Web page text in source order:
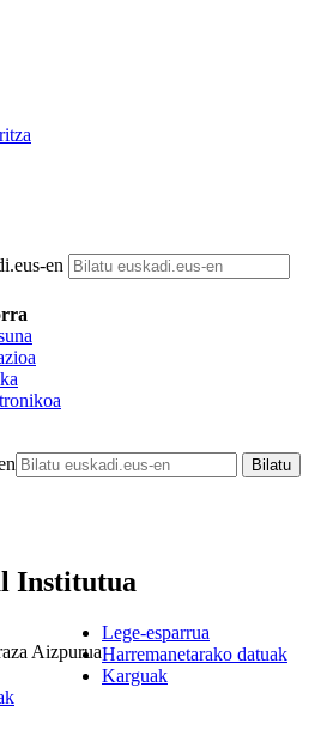
en
Institutua
Aizpurua
Lege-esparrua
Harremanetarako datuak
Karguak